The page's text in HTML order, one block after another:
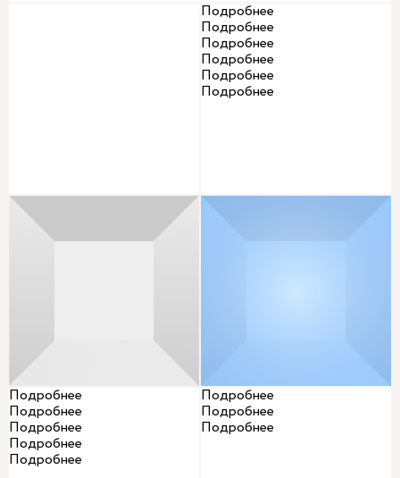
Подробнее
Подробнее
Подробнее
Подробнее
Подробнее
Подробнее
Подробнее
Подробнее
Подробнее
Подробнее
Подробнее
Подробнее
Подробнее
Подробнее